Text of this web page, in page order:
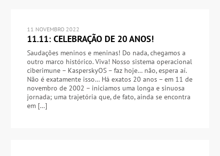
11 NOVEMBRO 2022
11.11: CELEBRAÇÃO DE 20 ANOS!
Saudações meninos e meninas! Do nada, chegamos a
outro marco histórico. Viva! Nosso sistema operacional
ciberimune – KasperskyOS – faz hoje… não, espera aí.
Não é exatamente isso… Há exatos 20 anos – em 11 de
novembro de 2002 – iniciamos uma longa e sinuosa
jornada; uma trajetória que, de fato, ainda se encontra
em […]